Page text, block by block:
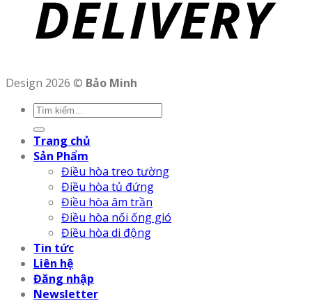
Design 2026 © Bảo Minh
Trang chủ
Sản Phẩm
Điều hòa treo tường
Điều hòa tủ đứng
Điều hòa âm trần
Điều hòa nối ống gió
Điều hòa di động
Tin tức
Liên hệ
Đăng nhập
Newsletter